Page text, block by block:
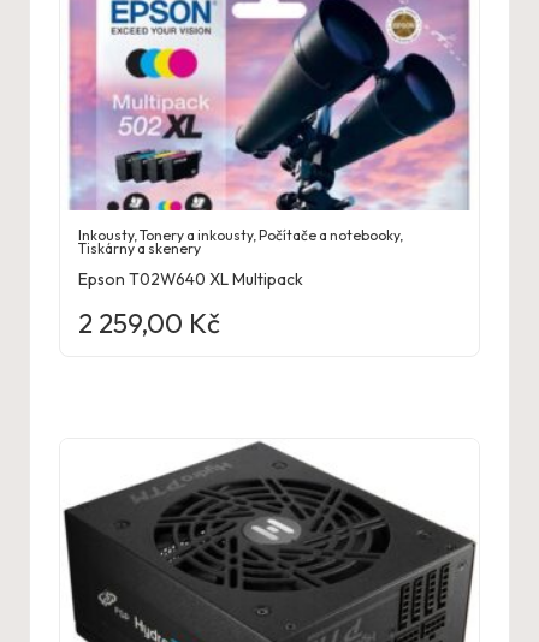
Inkousty,Tonery a inkousty,Počítače a notebooky,
Tiskárny a skenery
Epson T02W640 XL Multipack
2 259,00 Kč